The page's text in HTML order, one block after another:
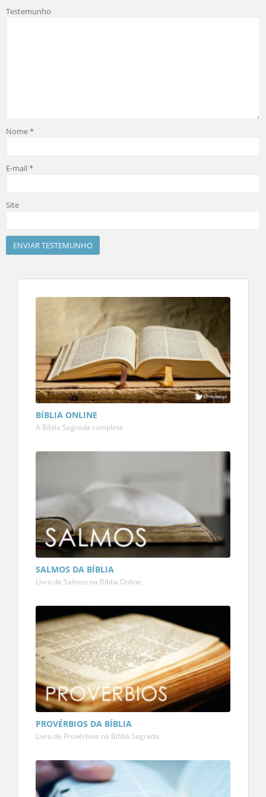
Testemunho
Nome*
E-mail*
Site
BÍBLIA ONLINE
A Bíblia Sagrada completa
SALMOS DA BÍBLIA
Livro de Salmos na Bíblia Online
PROVÉRBIOS DA BÍBLIA
Livro de Provérbios na Bíblia Sagrada